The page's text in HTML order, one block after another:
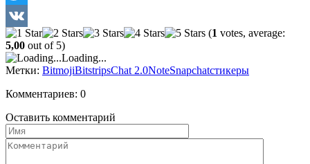
Twitter
VK
(1 votes, average:
5,00 out of 5)
Loading...
Метки: BitmojiBitstripsChat 2.0NoteSnapchatстикеры
Комментариев: 0
Оставить комментарий